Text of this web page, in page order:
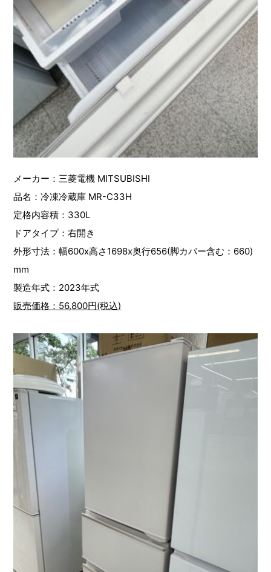
メーカー：三菱電機 MITSUBISHI
品名：冷凍冷蔵庫 MR-C33H
定格内容積：330L
ドアタイプ：右開き
外形寸法：幅600x高さ1698x奥行656(脚カバー含む：660)
mm
製造年式：2023年式
販売価格：56,800円(税込)